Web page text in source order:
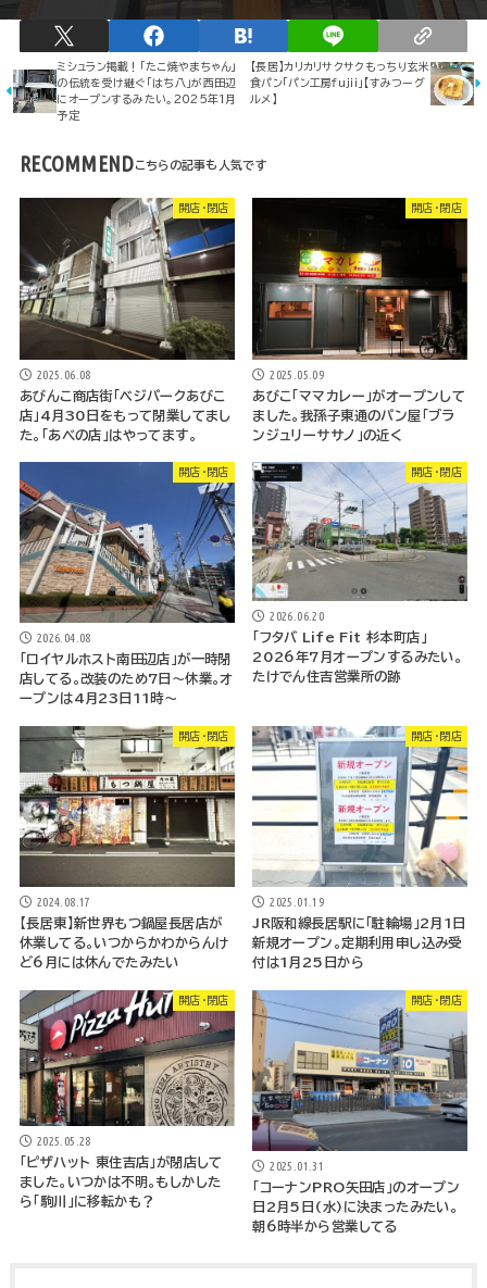
ミシュラン掲載！「たこ焼やまちゃん」
の伝統を受け継ぐ「はち八」が西田辺
にオープンするみたい。2025年1月
予定
【長居】カリカリサクサクもっちり玄米
食パン「パン工房ｆｕｊｉｉ」【すみつーグ
ルメ】
RECOMMEND
開店・閉店
2025.06.08
あびんこ商店街「ベジパークあびこ
店」4月30日をもって閉業してまし
た。「あべの店」はやってます。
開店・閉店
2025.05.09
あびこ「ママカレー」がオープンして
ました。我孫子東通のパン屋「ブラ
ンジュリーササノ」の近く
開店・閉店
2026.04.08
「ロイヤルホスト南田辺店」が一時閉
店してる。改装のため7日～休業。オ
ープンは4月23日11時～
開店・閉店
2026.06.20
「フタバ Life Fit 杉本町店」
2026年7月オープンするみたい。
たけでん住吉営業所の跡
開店・閉店
2024.08.17
【長居東】新世界もつ鍋屋長居店が
休業してる。いつからかわからんけ
ど6月には休んでたみたい
開店・閉店
2025.01.19
JR阪和線長居駅に「駐輪場」2月1日
新規オープン。定期利用申し込み受
付は1月25日から
開店・閉店
2025.05.28
「ピザハット 東住吉店」が閉店して
ました。いつかは不明。もしかした
ら「駒川」に移転かも？
開店・閉店
2025.01.31
「コーナンPRO矢田店」のオープン
日2月5日(水)に決まったみたい。
朝6時半から営業してる